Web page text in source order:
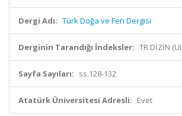
Dergi Adı: Türk Doğa ve Fen Dergisi
Derginin Tarandığı İndeksler: TR DİZİN
Sayfa Sayıları: ss.128-132
Atatürk Üniversitesi Adresli: Evet